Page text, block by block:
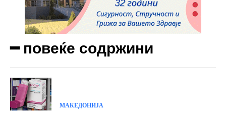
━ повеќе содржини
МАКЕДОНИЈА